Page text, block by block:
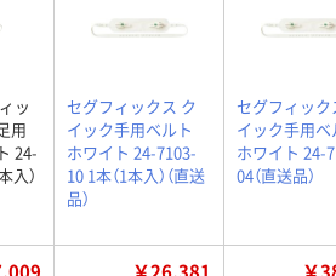
ッ
用
24-
入）
セグフィックス ク
イック手用ベルト
ホワイト 24-7103-
10 1本（1本入）（直送
品）
セグフィック
イック手用ベ
ホワイト 24-
04（直送品）
￥26,381 ￥